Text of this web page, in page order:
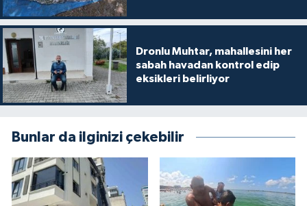
Dronlu Muhtar, mahallesini her
sabah havadan kontrol edip
eksikleri belirliyor
Bunlar da ilginizi çekebilir